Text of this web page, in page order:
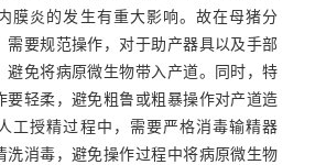
膜炎的发生有重大影响。故在母猪分
需要规范操作，对于助产器具以及手部
避免将病原微生物带入产道。同时，特
要轻柔，避免粗鲁或粗暴操作对产道造
工授精过程中，需要严格消毒输精器
洗消毒，避免操作过程中将病原微生物